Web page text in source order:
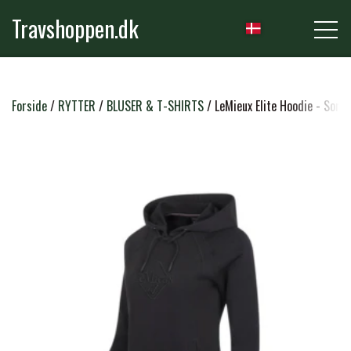
Travshoppen.dk
NYHEDER
GRIMER & TRÆKTOVE
TRENSER & TILBEHØR
SADLER & TILBEHØR
RYTTER
RIDEBUKSER & LEGGINS
TRØJER, BLUSER & T-SHIRTS
PLEJE & STALD
STRIGLER & TILBEHØR
Forside RYTTER BLUSER & T-SHIRTS LeMieux Elite Hoodie - Sort